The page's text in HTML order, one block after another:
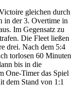
gleichen durch
in der 3. Overtime in
Im Gegensatz zu
Die Fleet ließen
drei. Nach dem 5:4
torlosen 60 Minuten
bis in die
One-Timer das Spiel
dem Stand von 1:1